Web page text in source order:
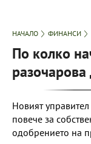
НАЧАЛО ФИНАНСИ
По колко
Новият
повече за
одобрението на